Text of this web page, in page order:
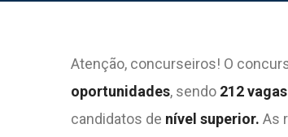
Atenção, concurseiros! O
oportunidades, sendo 212
candidatos de nível superior. As